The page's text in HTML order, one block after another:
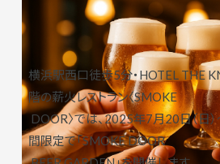
横浜駅⻄口徒歩5分‧HOTEL THE KNOT YOKOHAMA 1
階の薪火レストラン〈SMOKE
DOOR〉では、2025年7月20日（日
間限定で「SMOKE DOOR